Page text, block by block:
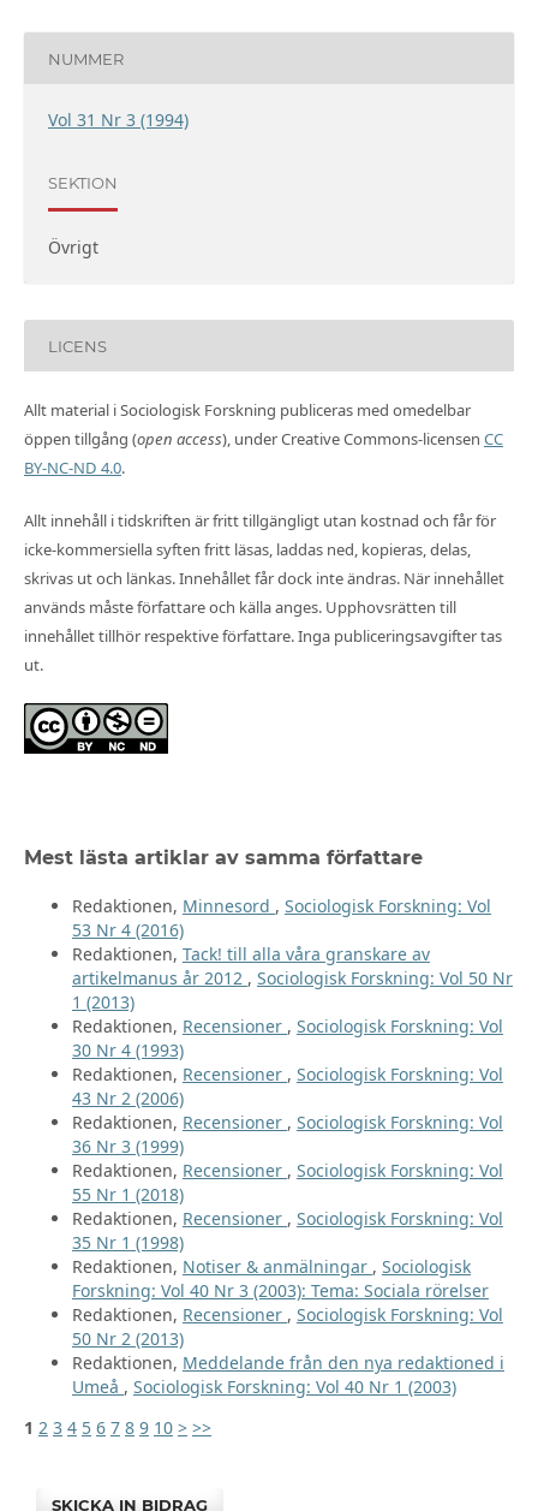
NUMMER
Vol 31 Nr 3 (1994)
SEKTION
Övrigt
LICENS
Allt material i Sociologisk Forskning publiceras med omedelbar
öppen tillgång (open access), under Creative Commons-licensen CC
BY-NC-ND 4.0.
Allt innehåll i tidskriften är fritt tillgängligt utan kostnad och får för
icke-kommersiella syften fritt läsas, laddas ned, kopieras, delas,
skrivas ut och länkas. Innehållet får dock inte ändras. När innehållet
används måste författare och källa anges. Upphovsrätten till
innehållet tillhör respektive författare. Inga publiceringsavgifter tas
ut.
Mest lästa artiklar av samma författare
Redaktionen, Minnesord , Sociologisk Forskning: Vol
53 Nr 4 (2016)
Redaktionen, Tack! till alla våra granskare av
artikelmanus år 2012 , Sociologisk Forskning: Vol 50 Nr
1 (2013)
Redaktionen, Recensioner , Sociologisk Forskning: Vol
30 Nr 4 (1993)
Redaktionen, Recensioner , Sociologisk Forskning: Vol
43 Nr 2 (2006)
Redaktionen, Recensioner , Sociologisk Forskning: Vol
36 Nr 3 (1999)
Redaktionen, Recensioner , Sociologisk Forskning: Vol
55 Nr 1 (2018)
Redaktionen, Recensioner , Sociologisk Forskning: Vol
35 Nr 1 (1998)
Redaktionen, Notiser & anmälningar , Sociologisk
Forskning: Vol 40 Nr 3 (2003): Tema: Sociala rörelser
Redaktionen, Recensioner , Sociologisk Forskning: Vol
50 Nr 2 (2013)
Redaktionen, Meddelande från den nya redaktioned i
Umeå , Sociologisk Forskning: Vol 40 Nr 1 (2003)
1 2 3 4 5 6 7 8 9 10 > >>
SKICKA IN BIDRAG